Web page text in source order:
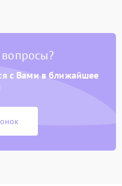
вопросы?
с Вами в ближайшее